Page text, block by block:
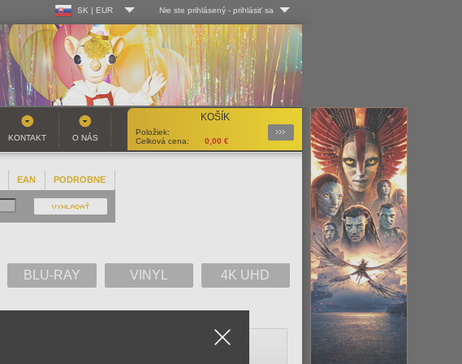
SK | EUR
CZ | Kč
SK | EUR
Nie ste prihlásený - prihlásiť sa
Log-in
Užív. meno:
Heslo:
Registrácia
KOŠÍK
Položiek:
Celková cena:
0,00 €
Podrobnosti
KONTAKT O NÁS
EAN PODROBNE
BLU-RAY VINYL 4K UHD
Close